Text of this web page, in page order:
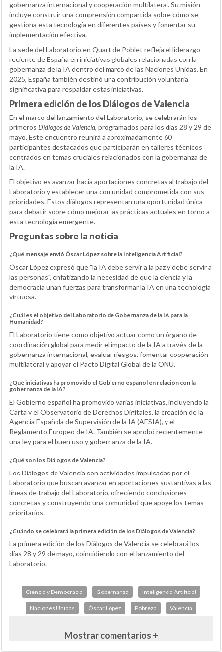
gobernanza internacional y cooperación multilateral. Su misión
incluye construir una comprensión compartida sobre cómo se
gestiona esta tecnología en diferentes países y fomentar su
implementación efectiva.
La sede del Laboratorio en Quart de Poblet refleja el liderazgo
reciente de España en iniciativas globales relacionadas con la
gobernanza de la IA dentro del marco de las Naciones Unidas. En
2025, España también destinó una contribución voluntaria
significativa para respaldar estas iniciativas.
Primera edición de los Diálogos de Valencia
En el marco del lanzamiento del Laboratorio, se celebrarán los
primeros Diálogos de Valencia, programados para los días 28 y 29 de
mayo. Este encuentro reunirá a aproximadamente 60
participantes destacados que participarán en talleres técnicos
centrados en temas cruciales relacionados con la gobernanza de
la IA.
El objetivo es avanzar hacia aportaciones concretas al trabajo del
Laboratorio y establecer una comunidad comprometida con sus
prioridades. Estos diálogos representan una oportunidad única
para debatir sobre cómo mejorar las prácticas actuales en torno a
esta tecnología emergente.
Preguntas sobre la noticia
¿Qué mensaje envió Óscar López sobre la Inteligencia Artificial?
Óscar López expresó que "la IA debe servir a la paz y debe servir a
las personas", enfatizando la necesidad de que la ciencia y la
democracia unan fuerzas para transformar la IA en una tecnología
virtuosa.
¿Cuál es el objetivo del Laboratorio de Gobernanza de la IA para la
Humanidad?
El Laboratorio tiene como objetivo actuar como un órgano de
coordinación global para medir el impacto de la IA a través de la
gobernanza internacional, evaluar riesgos, fomentar cooperación
multilateral y apoyar el Pacto Digital Global de la ONU.
¿Qué iniciativas ha promovido el Gobierno español en relación con la
gobernanza de la IA?
El Gobierno español ha promovido varias iniciativas, incluyendo la
Carta y el Observatorio de Derechos Digitales, la creación de la
Agencia Española de Supervisión de la IA (AESIA), y el
Reglamento Europeo de IA. También se aprobó recientemente
una ley para el buen uso y gobernanza de la IA.
¿Qué son los Diálogos de Valencia?
Los Diálogos de Valencia son actividades impulsadas por el
Laboratorio que buscan avanzar en aportaciones sustantivas a las
líneas de trabajo del Laboratorio, ofreciendo conclusiones
concretas y construyendo una comunidad que apoye los temas
prioritarios.
¿Cuándo se celebrará la primera edición de los Diálogos de Valencia?
La primera edición de los Diálogos de Valencia se celebrará los
días 28 y 29 de mayo, coincidiendo con el lanzamiento del
Laboratorio.
Ciencia y Democracia Gobernanza Inteligencia Artificial
Naciones Unidas Óscar López Pobreza Valencia
Mostrar comentarios +